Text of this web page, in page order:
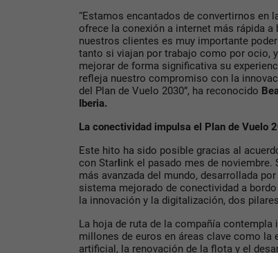
“Estamos encantados de convertirnos en
ofrece la conexión a internet más rápida
nuestros clientes es muy importante
tanto si viajan por trabajo como por ocio,
mejorar de forma significativa su
refleja nuestro compromiso con la
del Plan de Vuelo 2030”, ha reconocido
Iberia.
La conectividad impulsa el Plan de Vuelo
Este hito ha sido posible gracias al
con Starlink el pasado mes de
más avanzada del mundo, desarrollada
sistema mejorado de conectividad a
la innovación y la digitalización, dos
La hoja de ruta de la compañía
millones de euros en áreas clave como la
artificial, la renovación de la flota y el